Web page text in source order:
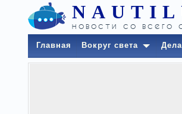
новости со всего
Главная Вокруг света